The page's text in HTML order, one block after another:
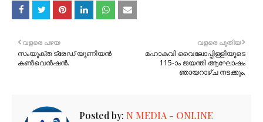
വളരെ പുതിയ
മഹാകവി വൈലോപ്പിള്ളിയുടെ
115-ാം ജയന്തി ആഘോഷം
ഞായറാഴ്ച നടക്കും.
വളരെ പഴയ
സംയുക്ത ട്രേഡ് യൂണിയൻ
കൺവെൻഷൻ.
Posted by: N MEDIA - ONLINE